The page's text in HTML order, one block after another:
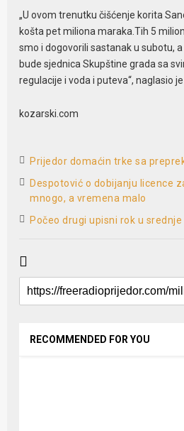
„U ovom trenutku čišćenje korita
košta pet miliona maraka.Tih 5
smo i dogovorili sastanak u subotu,
bude sjednica Skupštine grada sa
regulacije i voda i puteva“, naglasio
kozarski.com
Prijedor domaćin trke sa
Despotović o dobijanju licence
mnogo, a vremena malo
Počeo drugi upisni rok u srednje
RECOMMENDED FOR YOU